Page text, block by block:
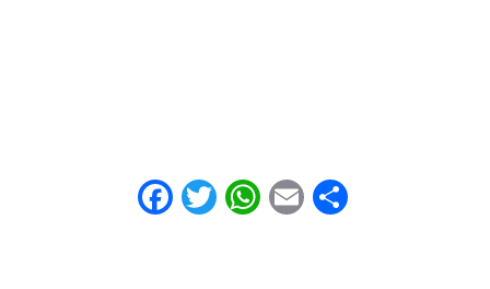
Facebook
Twitter
WhatsApp
EmailShare